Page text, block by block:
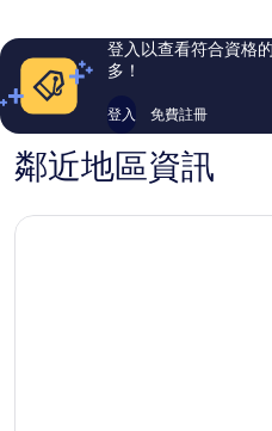
則
評
登入以查看符合資格
多！
登入 免費註冊
鄰近地區資訊